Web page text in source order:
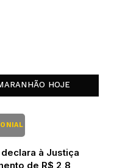
HOJE
à Justiça
de R$ 2,8